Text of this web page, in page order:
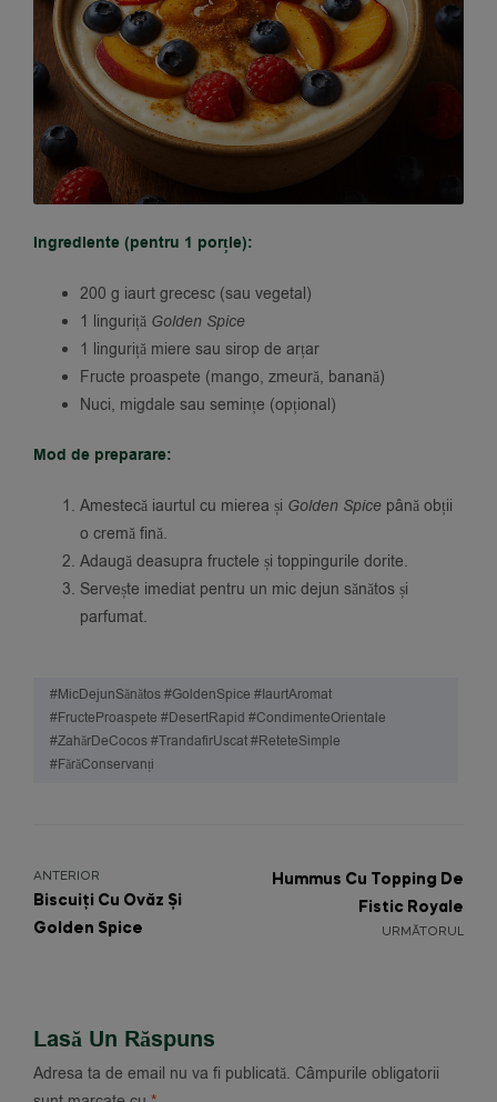
Ingrediente (pentru 1 porție):
200 g iaurt grecesc (sau vegetal)
1 linguriță Golden Spice
1 linguriță miere sau sirop de arțar
Fructe proaspete (mango, zmeură, banană)
Nuci, migdale sau semințe (opțional)
Mod de preparare:
Amestecă iaurtul cu mierea și Golden Spice până obții
o cremă fină.
Adaugă deasupra fructele și toppingurile dorite.
Servește imediat pentru un mic dejun sănătos și
parfumat.
#MicDejunSănătos #GoldenSpice #IaurtAromat
#FructeProaspete #DesertRapid #CondimenteOrientale
#ZahărDeCocos #TrandafirUscat #ReteteSimple
#FărăConservanți
ANTERIOR
Biscuiți Cu Ovăz Și
Golden Spice
URMĂTORUL
Hummus Cu Topping De
Fistic Royale
Lasă Un Răspuns
Adresa ta de email nu va fi publicată. Câmpurile obligatorii